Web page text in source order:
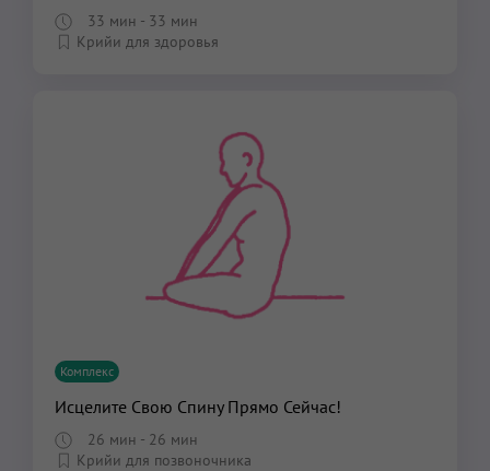
33 мин - 33 мин
Крийи для здоровья
Комплекс
Исцелите Свою Спину Прямо Сейчас!
26 мин - 26 мин
Крийи для позвоночника